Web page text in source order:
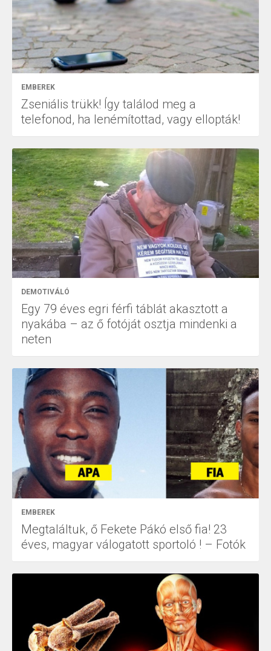
EMBEREK
Zseniális trükk! Így találod meg a
telefonod, ha lenémítottad, vagy ellopták!
DEMOTIVÁLÓ
Egy 79 éves egri férfi táblát akasztott a
nyakába – az ő fotóját osztja mindenki a
neten
EMBEREK
Megtaláltuk, ő Fekete Pákó első fia! 23
éves, magyar válogatott sportoló ! – Fotók